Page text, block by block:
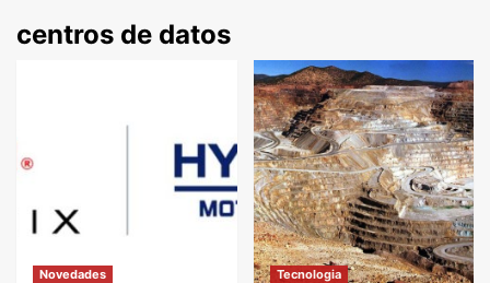
centros de datos
Novedades Tecnologia